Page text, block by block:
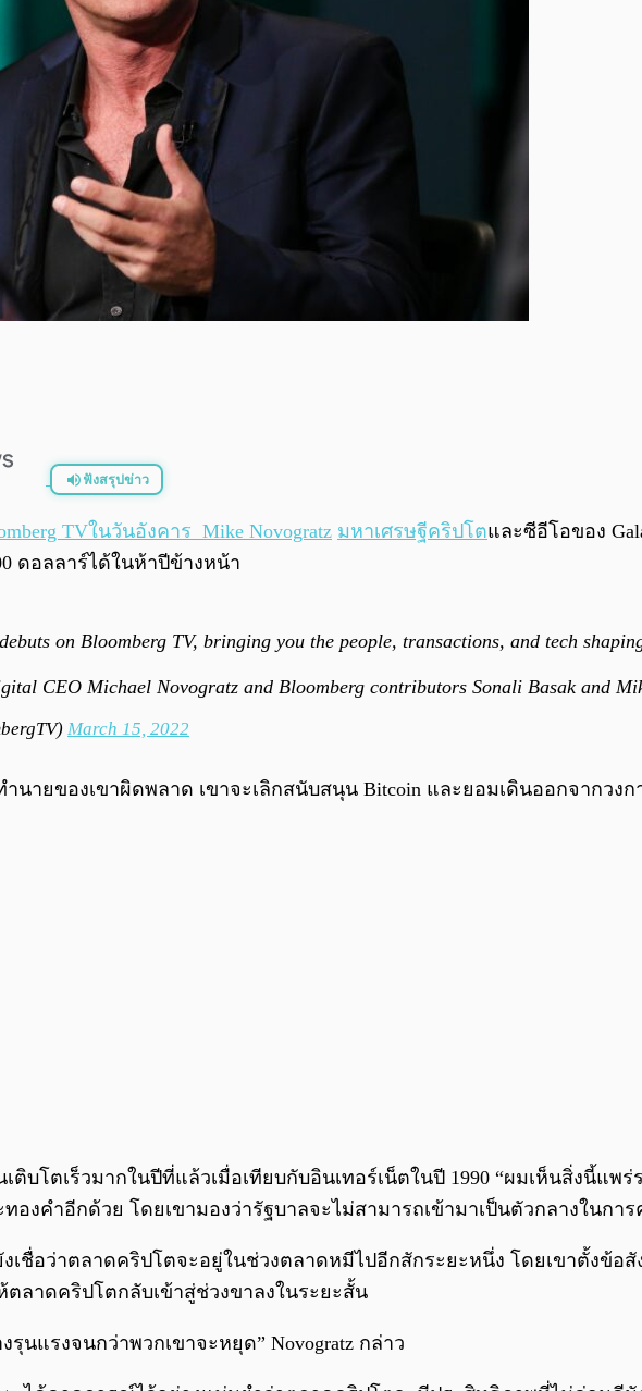
ฟังสรุปข่าว
TVในวันอังคาร Mike Novogratz มหาเศรษฐีคริปโตและซีอีโอของ
ดอลลาร์ได้ในห้าปีข้างหน้า
on Bloomberg TV, bringing you the people, transactions, and tech
CEO Michael Novogratz and Bloomberg contributors Sonali Basak and
March 15, 2022
ำนายของเขาผิดพลาด เขาจะเลิกสนับสนุน Bitcoin และยอมเดินออกจากวง
เติบโตเร็วมากในปีที่แล้วเมื่อเทียบกับอินเทอร์เน็ตในปี 1990 “ผมเห็นสิ่งนี้แ
องคำอีกด้วย โดยเขามองว่ารัฐบาลจะไม่สามารถเข้ามาเป็นตัวกลางในกา
งเชื่อว่าตลาดคริปโตจะอยู่ในช่วงตลาดหมีไปอีกสักระยะหนึ่ง โดยเขาตั้งข้อ
ตลาดคริปโตกลับเข้าสู่ช่วงขาลงในระยะสั้น
นแรงจนกว่าพวกเขาจะหยุด” Novogratz กล่าว